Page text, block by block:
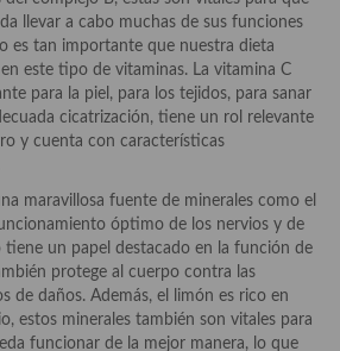
harina, pizzas, quiches y demás
llevar a cabo muchas de sus funciones
es tan importante que nuestra dieta
este tipo de vitaminas. La vitamina C
para la piel, para los tejidos, para sanar
cicatrización, tiene un rol relevante
y cuenta con características
maravillosa fuente de minerales como el
óptimo de los nervios y de
tiene un papel destacado en la función de
protege al cuerpo contra las
de daños. Además, el limón es rico en
estos minerales también son vitales para
funcionar de la mejor manera, lo que